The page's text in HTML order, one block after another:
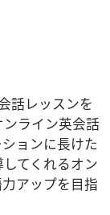
話レッスンを
ライン英会話
ョンに長けた
てくれるオン
アップを目指